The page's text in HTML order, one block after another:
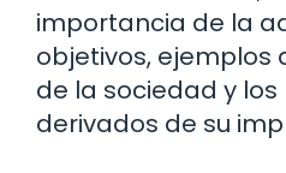
importancia de la
objetivos, ejemplos
de la sociedad y los
derivados de su